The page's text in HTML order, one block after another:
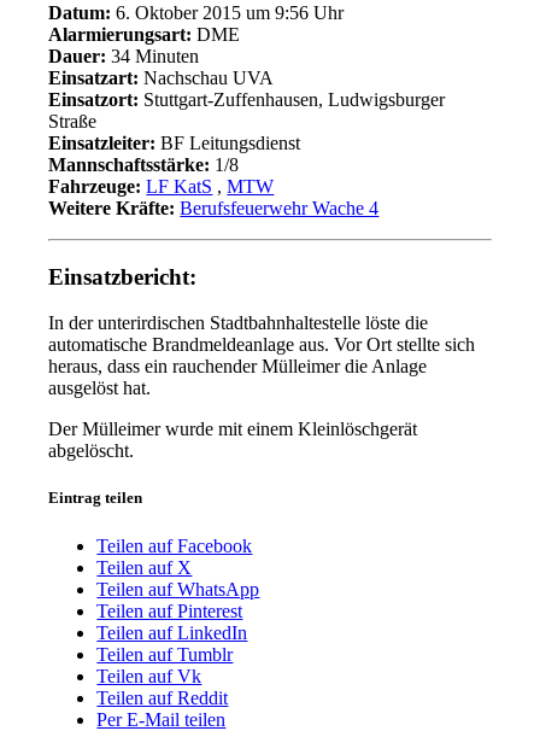
Datum: 6. Oktober 2015 um 9:56 Uhr
Alarmierungsart: DME
Dauer: 34 Minuten
Einsatzart: Nachschau UVA
Einsatzort: Stuttgart-Zuffenhausen, Ludwigsburger
Straße
Einsatzleiter: BF Leitungsdienst
Mannschaftsstärke: 1/8
Fahrzeuge: LF KatS ,MTW
Weitere Kräfte: Berufsfeuerwehr Wache 4
Einsatzbericht:
In der unterirdischen Stadtbahnhaltestelle löste die
automatische Brandmeldeanlage aus. Vor Ort stellte sich
heraus, dass ein rauchender Mülleimer die Anlage
ausgelöst hat.
Der Mülleimer wurde mit einem Kleinlöschgerät
abgelöscht.
Eintrag teilen
Teilen auf Facebook
Teilen auf X
Teilen auf WhatsApp
Teilen auf Pinterest
Teilen auf LinkedIn
Teilen auf Tumblr
Teilen auf Vk
Teilen auf Reddit
Per E-Mail teilen